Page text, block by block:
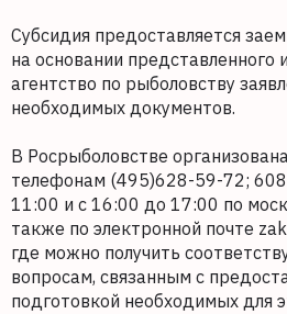
Субсидия предоставляется
на основании
агентство по рыболовству
необходимых документов.
В Росрыболовстве
телефонам (495)628-59-72;
11:00 и с 16:00 до 17:00 по
также по электронной почте
где можно получить
вопросам, связанным с
подготовкой необходимых для